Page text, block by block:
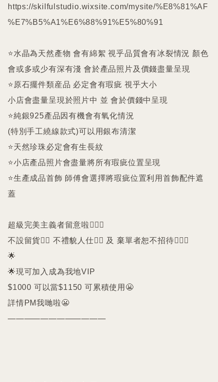
https://skilfulstudio.wixsite.com/mysite/%E8%81%AF
%E7%B5%A1%E6%88%91%E5%80%91
⭐️水晶為天然產物 會有綿絮 視乎品質會有冰裂情況 顏色
會或多或少有深有淺 會於產品照片及價錢盡量呈現
⭐️原石擺件類産品 必定會有瑕疵 視乎大小
小店會盡量呈現於照片中 並 會於價錢中呈現
⭐️純銀925產品因有機會有氧化情況
(特別手工繞線款式)可以用銀布清潔
⭐️天然珍珠必定會有生長紋
⭐️小店產品照片會盡量將所有瑕疵位置呈現
⭐️生產成品首飾 師傅會選擇將瑕疵位置利用首飾配件遮
蓋
超級完美主義者留意啦🙇🏻‍♀️
不設留貨🙅‍♀️ 不禮貌人仕🙅‍♀️ 及 棄單者恕不招待🙇🏻‍♀️
🌟
🌟現可加入成為我地VIP
$1000 可以當$1150 可累積使用😬
詳情PM我哋啦😬
————————————